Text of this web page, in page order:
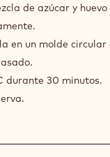
de azúcar y
en un molde circular
durante 30 minutos.